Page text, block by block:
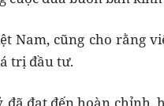
Nam, cũng cho rằng
trị đầu tư.